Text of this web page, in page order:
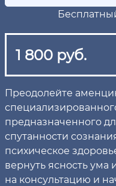
1 800 руб.
Преодолейте
предназначенного
спутанности
психическое
вернуть ясность ума
на консультацию и